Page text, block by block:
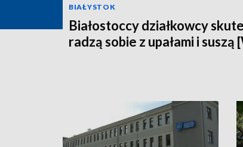
BIAŁYSTOK
Białostoccy działkowcy
radzą sobie z upałami i suszą